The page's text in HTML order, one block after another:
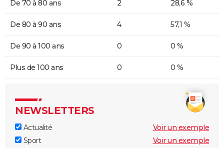
De 70 à 80 ans 2 28,6 %
De 80 à 90 ans 4 57,1 %
De 90 à 100 ans 0 0 %
Plus de 100 ans 0 0 %
NEWSLETTERS
Actualité
Voir un exemple
Sport
Voir un exemple